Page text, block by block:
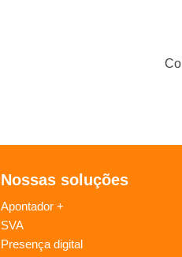
Nossas soluções
Apontador +
SVA
Presença digital